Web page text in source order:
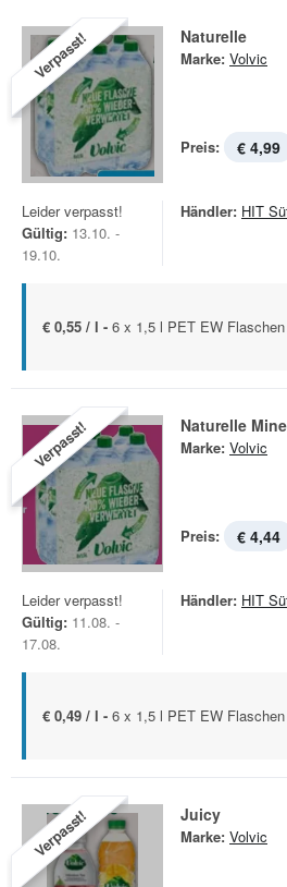
Verpasst! Naturelle
Marke: Volvic
Preis: € 4,99
Leider verpasst!
Gültig: 13.10. -
19.10.
Händler: HIT
€ 0,55 / l - 6 x 1,5 l PET EW
Verpasst! Naturelle
Marke: Volvic
Preis: € 4,44
Leider verpasst!
Gültig: 11.08. -
17.08.
Händler: HIT
€ 0,49 / l - 6 x 1,5 l PET EW
Verpasst! Juicy
Marke: Volvic